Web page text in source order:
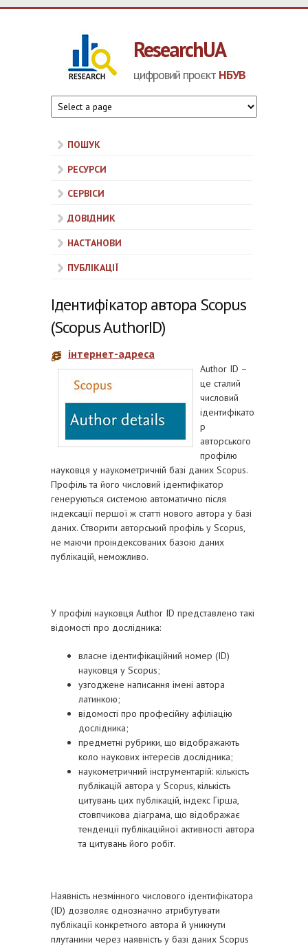
ResearchUA
цифровий проєкт НБУВ
ПОШУК
РЕСУРСИ
СЕРВІСИ
ДОВІДНИК
НАСТАНОВИ
ПУБЛІКАЦІЇ
Ідентифікатор автора Scopus
(Scopus AuthorID)
інтернет-адреса
Author ID –
це сталий
числовий
ідентифікато
р
авторського
профілю
науковця у наукометричній базі даних Scopus.
Профіль та його числовий ідентифікатор
генеруються системою автоматично після
індексації першої ж статті нового автора у базі
даних. Створити авторський профіль у Scopus,
не маючи проіндексованих базою даних
публікацій, неможливо.
У профілі науковця Author ID представлено такі
відомості про дослідника:
власне ідентифікаційний номер (ID)
науковця у Scopus;
узгоджене написання імені автора
латинкою;
відомості про професійну афіліацію
дослідника;
предметні рубрики, що відображають
коло наукових інтересів дослідника;
наукометричний інструментарій: кількість
публікацій автора у Scopus, кількість
цитувань цих публікацій, індекс Гірша,
стовпчикова діаграма, що відображає
тенденції публікаційної активності автора
та цитувань його робіт.
Наявність незмінного числового ідентифікатора
(ID) дозволяє однозначно атрибутувати
публікації конкретного автора й уникнути
плутанини через наявність у базі даних Scopus